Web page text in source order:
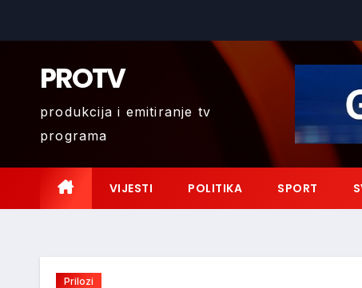
PROTV
produkcija i emitiranje tv
programa
VIJESTI POLITIKA SPORT
Prilozi